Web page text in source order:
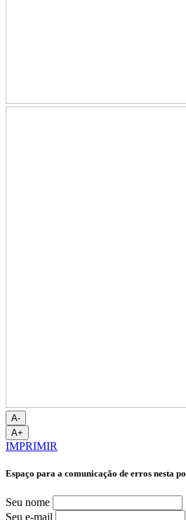
A-
A+
IMPRIMIR
Espaço para a comunicação de erros nesta
Seu nome
Seu e-mail